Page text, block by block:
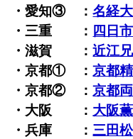
・愛知③ ：名経
・三重 ： 四日
・滋賀 ：近江
・京都① ：京都
・京都② ：京都
・大阪 ： 大阪
・兵庫 ： 三田